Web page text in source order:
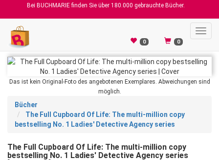
Bei BUCHMARIE finden Sie über 180.000 gebrauchte Bücher.
0 0
Das ist kein Original-Foto des angebotenen Exemplares. Abweichungen sind
möglich.
Bücher
The Full Cupboard Of Life: The multi-million copy
bestselling No. 1 Ladies' Detective Agency series
The Full Cupboard Of Life: The multi-million copy
bestselling No. 1 Ladies' Detective Agency series